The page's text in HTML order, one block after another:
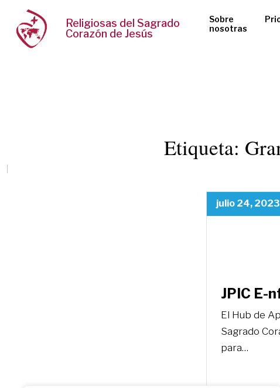
Religiosas del Sagrado
Corazón de Jesús
Sobre
nosotras
Etiqueta:
julio 24, 2023
JPIC E-
El Hub de
Sagrado
para…